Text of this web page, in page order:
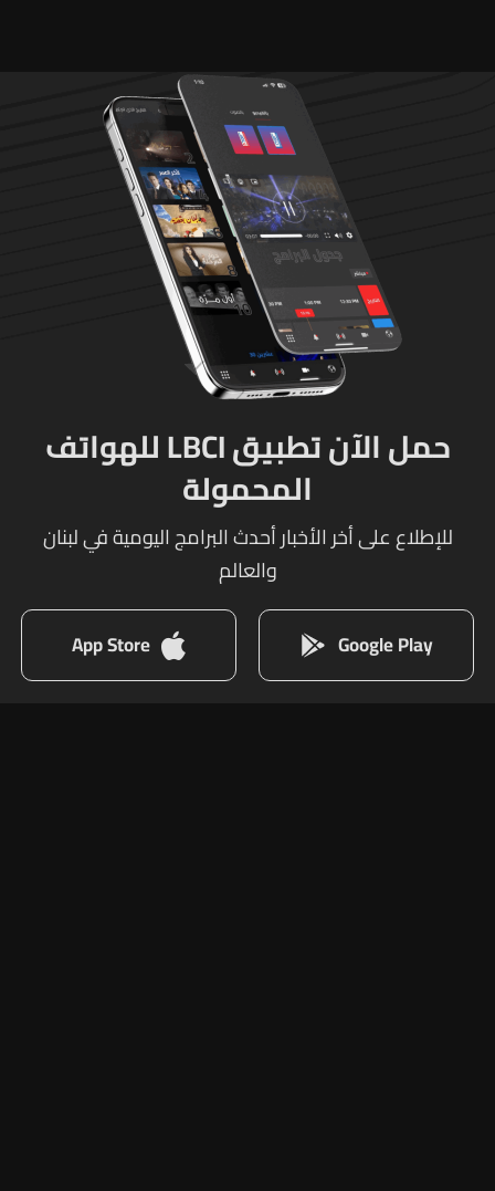
حمل الآن تطبيق LBCI للهواتف
المحمولة
للإطلاع على أخر الأخبار أحدث البرامج اليومية في لبنان
والعالم
Google Play
App Store